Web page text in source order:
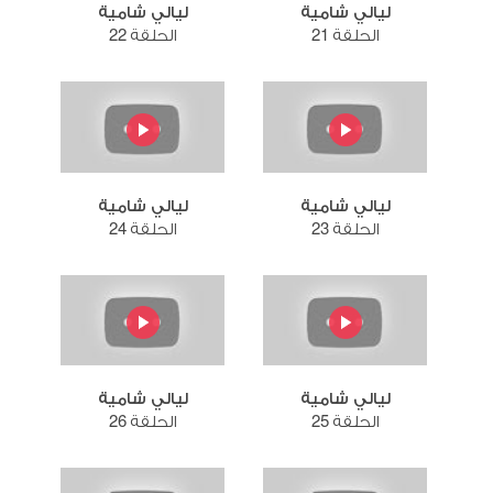
ليالي شامية
الحلقة 21
ليالي شامية
الحلقة 22
ليالي شامية
الحلقة 23
ليالي شامية
الحلقة 24
ليالي شامية
الحلقة 25
ليالي شامية
الحلقة 26